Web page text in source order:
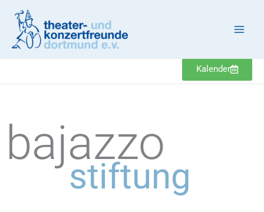
Inhalt
springen
Kalender
bajazzo
stiftung